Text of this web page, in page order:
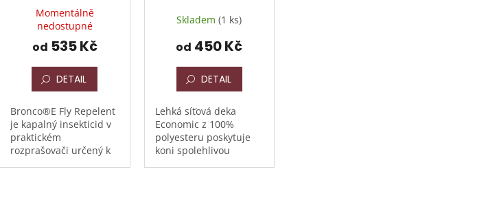
Momentálně
nedostupné
od 535 Kč
DETAIL
Bronco®E Fly Repelent
je kapalný insekticid v
praktickém
rozprašovači určený k
Skladem(1 ks)
od 450 Kč
DETAIL
Lehká síťová deka
Economic z 100%
polyesteru poskytuje
koni spolehlivou